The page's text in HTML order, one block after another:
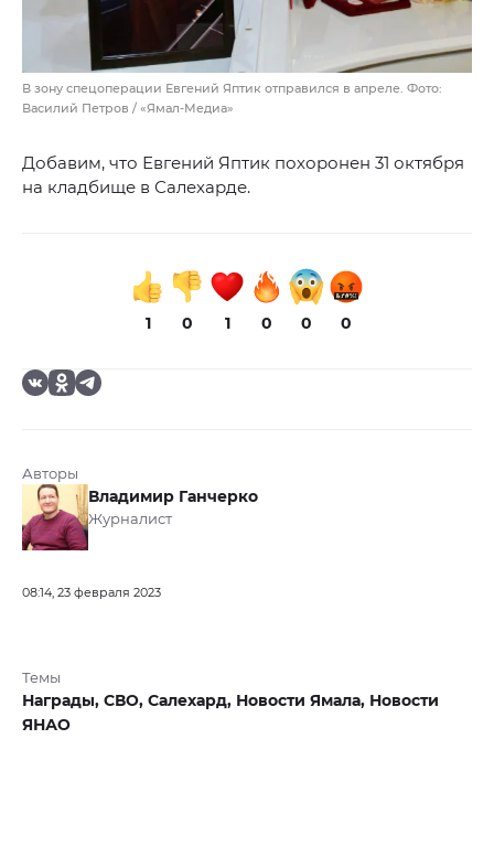
В зону спецоперации Евгений Яптик отправился в апреле. Фото:
Василий Петров / «Ямал-Медиа»
Добавим, что Евгений Яптик похоронен 31 октября
на кладбище в Салехарде.
1 0 1 0 0 0
Авторы
Владимир Ганчерко
Журналист
08:14, 23 февраля 2023
Темы
Награды, СВО, Салехард, Новости Ямала, Новости
ЯНАО